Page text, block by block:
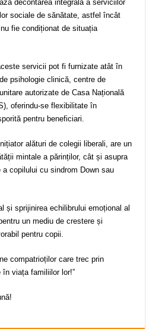
decontarea integrală a serviciilor
sociale de sănătate, astfel încât
fie condiționat de situația
servicii pot fi furnizate atât în
psihologie clinică, centre de
autorizate de Casa Națională
oferindu-se flexibilitate în
pentru beneficiari.
alături de colegii liberali, are un
mintale a părinților, cât și asupra
copilului cu sindrom Down sau
și sprijinirea echilibrului emoțional al
un mediu de crestere și
pentru copii.
compatrioților care trec prin
viața familiilor lor!”